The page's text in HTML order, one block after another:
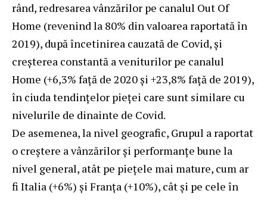
rând, redresarea vânzărilor pe canalul Out Of
Home (revenind la 80% din valoarea raportată în
2019), după încetinirea cauzată de Covid, și
creșterea constantă a veniturilor pe canalul
Home (+6,3% față de 2020 și +23,8% față de 2019),
în ciuda tendințelor pieței care sunt similare cu
nivelurile de dinainte de Covid.
De asemenea, la nivel geografic, Grupul a raportat
o creștere a vânzărilor și performanțe bune la
nivel general, atât pe piețele mai mature, cum ar
fi Italia (+6%) și Franța (+10%), cât și pe cele în